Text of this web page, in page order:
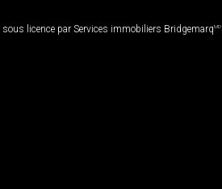
licence par Services immobiliers BridgemarqMD